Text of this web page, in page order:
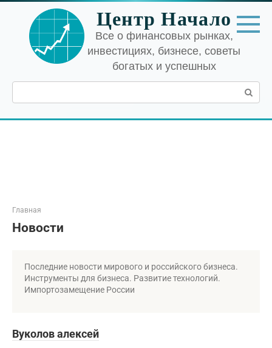
Перейти
контенту
Центр Начало
Все о финансовых рынках,
инвестициях, бизнесе, советы
богатых и успешных
Поиск:
Главная
Новости
Последние новости мирового и российского бизнеса.
Инструменты для бизнеса. Развитие технологий.
Импортозамещение России
Вуколов алексей